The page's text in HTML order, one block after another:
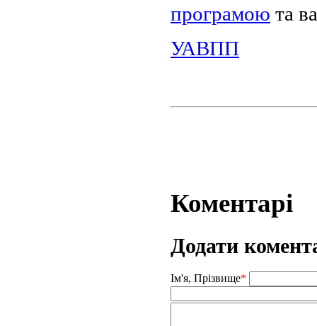
програмою та
УАВПП
Коментарі
Додати
Ім'я, Прізвище*